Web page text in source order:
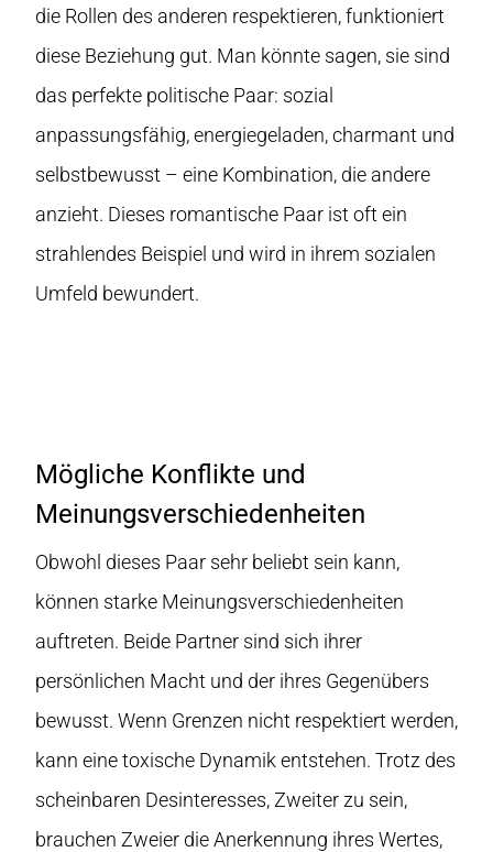
die Rollen des anderen respektieren, funktioniert
diese Beziehung gut. Man könnte sagen, sie sind
das perfekte politische Paar: sozial
anpassungsfähig, energiegeladen, charmant und
selbstbewusst – eine Kombination, die andere
anzieht. Dieses romantische Paar ist oft ein
strahlendes Beispiel und wird in ihrem sozialen
Umfeld bewundert.
Mögliche Konflikte und
Meinungsverschiedenheiten
Obwohl dieses Paar sehr beliebt sein kann,
können starke Meinungsverschiedenheiten
auftreten. Beide Partner sind sich ihrer
persönlichen Macht und der ihres Gegenübers
bewusst. Wenn Grenzen nicht respektiert werden,
kann eine toxische Dynamik entstehen. Trotz des
scheinbaren Desinteresses, Zweiter zu sein,
brauchen Zweier die Anerkennung ihres Wertes,